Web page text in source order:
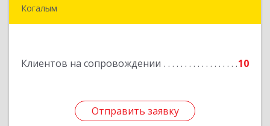
Когалым
Клиентов на сопровождении 10
Отправить заявку
Отправить заявку